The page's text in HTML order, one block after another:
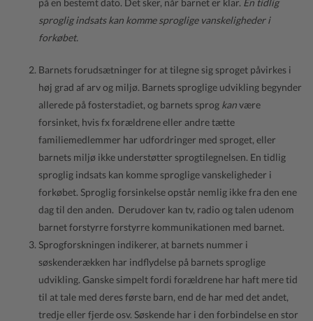
sproglig indsats kan komme sproglige vanskeligheder i
forkøbet.
Barnets forudsætninger for at tilegne sig sproget påvirkes i
høj grad af arv og miljø. Barnets sproglige udvikling begynder
allerede på fosterstadiet, og barnets sprog kanvære
forsinket, hvis fx forældrene eller andre tætte
familiemedlemmer har udfordringer med sproget, eller
barnets miljø ikke understøtter sprogtilegnelsen. En tidlig
sproglig indsats kan komme sproglige vanskeligheder i
forkøbet. Sproglig forsinkelse opstår nemlig ikke fra den ene
dag til den anden. Derudover kan tv, radio og talen udenom
barnet forstyrre forstyrre kommunikationen med barnet.
Sprogforskningen indikerer, at barnets nummer i
søskenderækken har indflydelse på barnets sproglige
udvikling. Ganske simpelt fordi forældrene har haft mere tid
til at tale med deres første barn, end de har med det andet,
tredje eller fjerde osv. Søskende har i den forbindelse en stor